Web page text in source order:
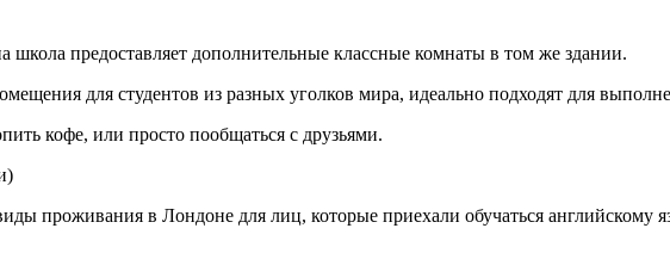
предоставляет дополнительные классные комнаты в том же здании.
для студентов из разных уголков мира, идеально подходят для
кофе, или просто пообщаться с друзьями.
проживания в Лондоне для лиц, которые приехали обучаться английскому